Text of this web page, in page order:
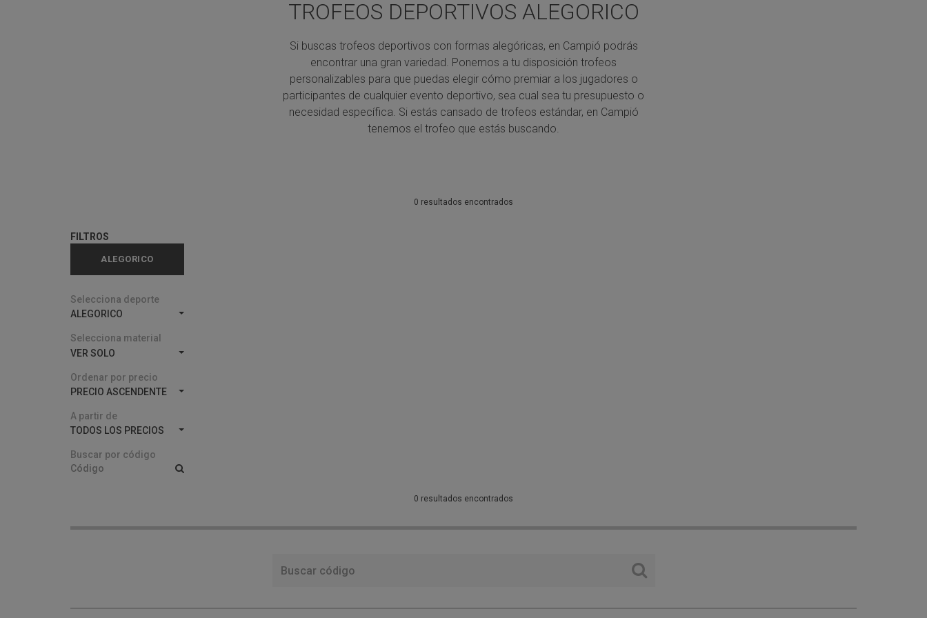
TROFEOS DEPORTIVOS ALEGORICO
Si buscas trofeos deportivos con formas alegóricas, en Campió podrás
encontrar una gran variedad. Ponemos a tu disposición trofeos
personalizables para que puedas elegir cómo premiar a los jugadores o
participantes de cualquier evento deportivo, sea cual sea tu presupuesto o
necesidad específica. Si estás cansado de trofeos estándar, en Campió
tenemos el trofeo que estás buscando.
0 resultados encontrados
FILTROS
ALEGORICO
Selecciona deporte
ALEGORICO
Selecciona material
VER SOLO
Ordenar por precio
PRECIO ASCENDENTE
A partir de
TODOS LOS PRECIOS
Buscar por código
0 resultados encontrados